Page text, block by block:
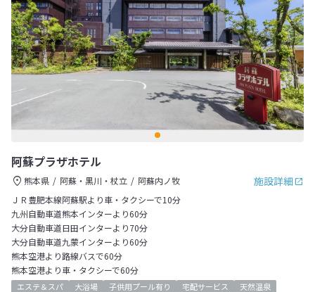
阿蘇プラザホテル
施設詳細
熊本県 阿蘇・黒川・杖立
阿蘇内ノ牧
ＪＲ豊肥本線阿蘇駅より車・タクシーで10分
九州自動車道熊本インターより60分
大分自動車道日田インターより70分
大分自動車道九蒙インターより60分
熊本空港より路線バスで60分
熊本空港より車・タクシーで60分
エステ＆スパ 大浴場 子供用プール有り 宅配サービス
天然温泉